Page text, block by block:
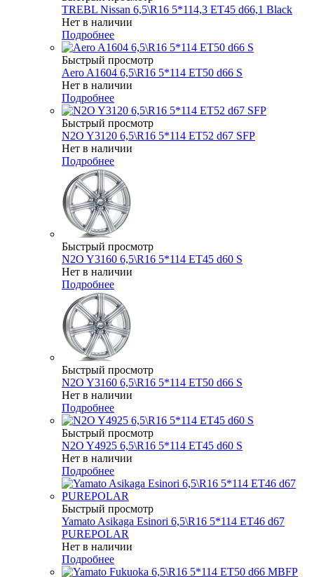
TREBL Nissan 6,5\R16 5*114,3 ET45 d66,1 Black
Нет в наличии
Подробнее
Быстрый просмотр
Aero A1604 6,5\R16 5*114 ET50 d66 S
Нет в наличии
Подробнее
Быстрый просмотр
N2O Y3120 6,5\R16 5*114 ET52 d67 SFP
Нет в наличии
Подробнее
Быстрый просмотр
N2O Y3160 6,5\R16 5*114 ET45 d60 S
Нет в наличии
Подробнее
Быстрый просмотр
N2O Y3160 6,5\R16 5*114 ET50 d66 S
Нет в наличии
Подробнее
Быстрый просмотр
N2O Y4925 6,5\R16 5*114 ET45 d60 S
Нет в наличии
Подробнее
Быстрый просмотр
Yamato Asikaga Esinori 6,5\R16 5*114 ET46 d67
PUREPOLAR
Нет в наличии
Подробнее